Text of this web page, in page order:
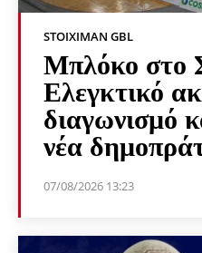
STOIXIMAN GBL
Μπλόκο στο
Ελεγκτικό
διαγωνισμό
νέα
07/08/2026 13:23